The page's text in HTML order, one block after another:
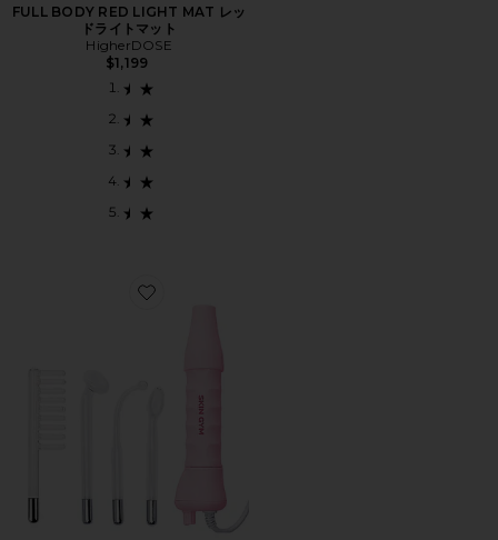
FULL BODY RED LIGHT MAT レッ
ドライトマット
HigherDOSE
$1,199
Favorite SKIN GYM HIGH-FREQUENCY WAND スキン